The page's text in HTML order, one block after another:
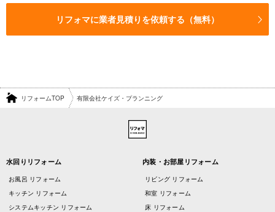
リフォマに業者見積りを依頼する（無料）
リフォームTOP 有限会社ケイズ・プランニング
水回りリフォーム
お風呂 リフォーム
キッチン リフォーム
システムキッチン リフォーム
内装・お部屋リフォーム
リビング リフォーム
和室 リフォーム
床 リフォーム